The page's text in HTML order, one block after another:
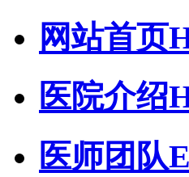
网站首页
医院介绍
医师团队